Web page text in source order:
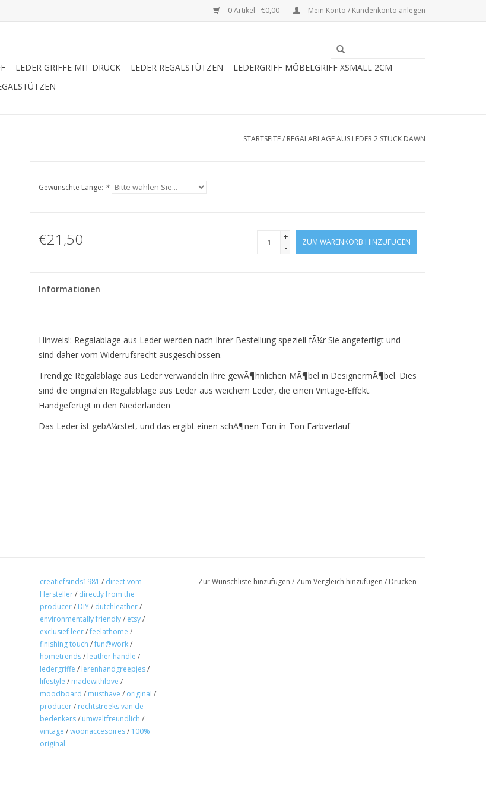
0 Artikel - €0,00 Mein Konto / Kundenkonto anlegen
LEDER GRIFFE MIT DRUCK LEDER REGALSTÜTZEN
LEDERGRIFF MÖBELGRIFF XSMALL 2CM
STARTSEITE/ REGALABLAGE AUS LEDER 2 STUCK DAWN
Gewünschte Länge: *
€21,50
+
-
ZUM WARENKORB HINZUFÜGEN
Informationen
Hinweis!: Regalablage aus Leder werden nach Ihrer Bestellung speziell fÃ¼r Sie angefertigt und
sind daher vom Widerrufsrecht ausgeschlossen.
Trendige Regalablage aus Leder verwandeln Ihre gewÃ¶hnlichen MÃ¶bel in DesignermÃ¶bel. Dies
sind die originalen Regalablage aus Leder aus weichem Leder, die einen Vintage-Effekt.
Handgefertigt in den Niederlanden
Das Leder ist gebÃ¼rstet, und das ergibt einen schÃ¶nen Ton-in-Ton Farbverlauf
creatiefsinds1981 / direct vom
Hersteller/ directly from the
producer/ DIY/ dutchleather/
environmentally friendly/ etsy/
exclusief leer/feelathome /
finishing touch /fun@work/
hometrends/ leather handle /
ledergriffe / lerenhandgreepjes/
lifestyle / madewithlove /
moodboard / musthave / original /
producer/ rechtstreeks van de
bedenkers/ umweltfreundlich /
vintage /woonaccesoires/ 100%
original
Zur Wunschliste hinzufügen / Zum Vergleich hinzufügen / Drucken